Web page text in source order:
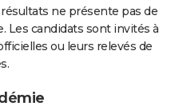
ne présente pas de
Les candidats sont invités à
ou leurs relevés de